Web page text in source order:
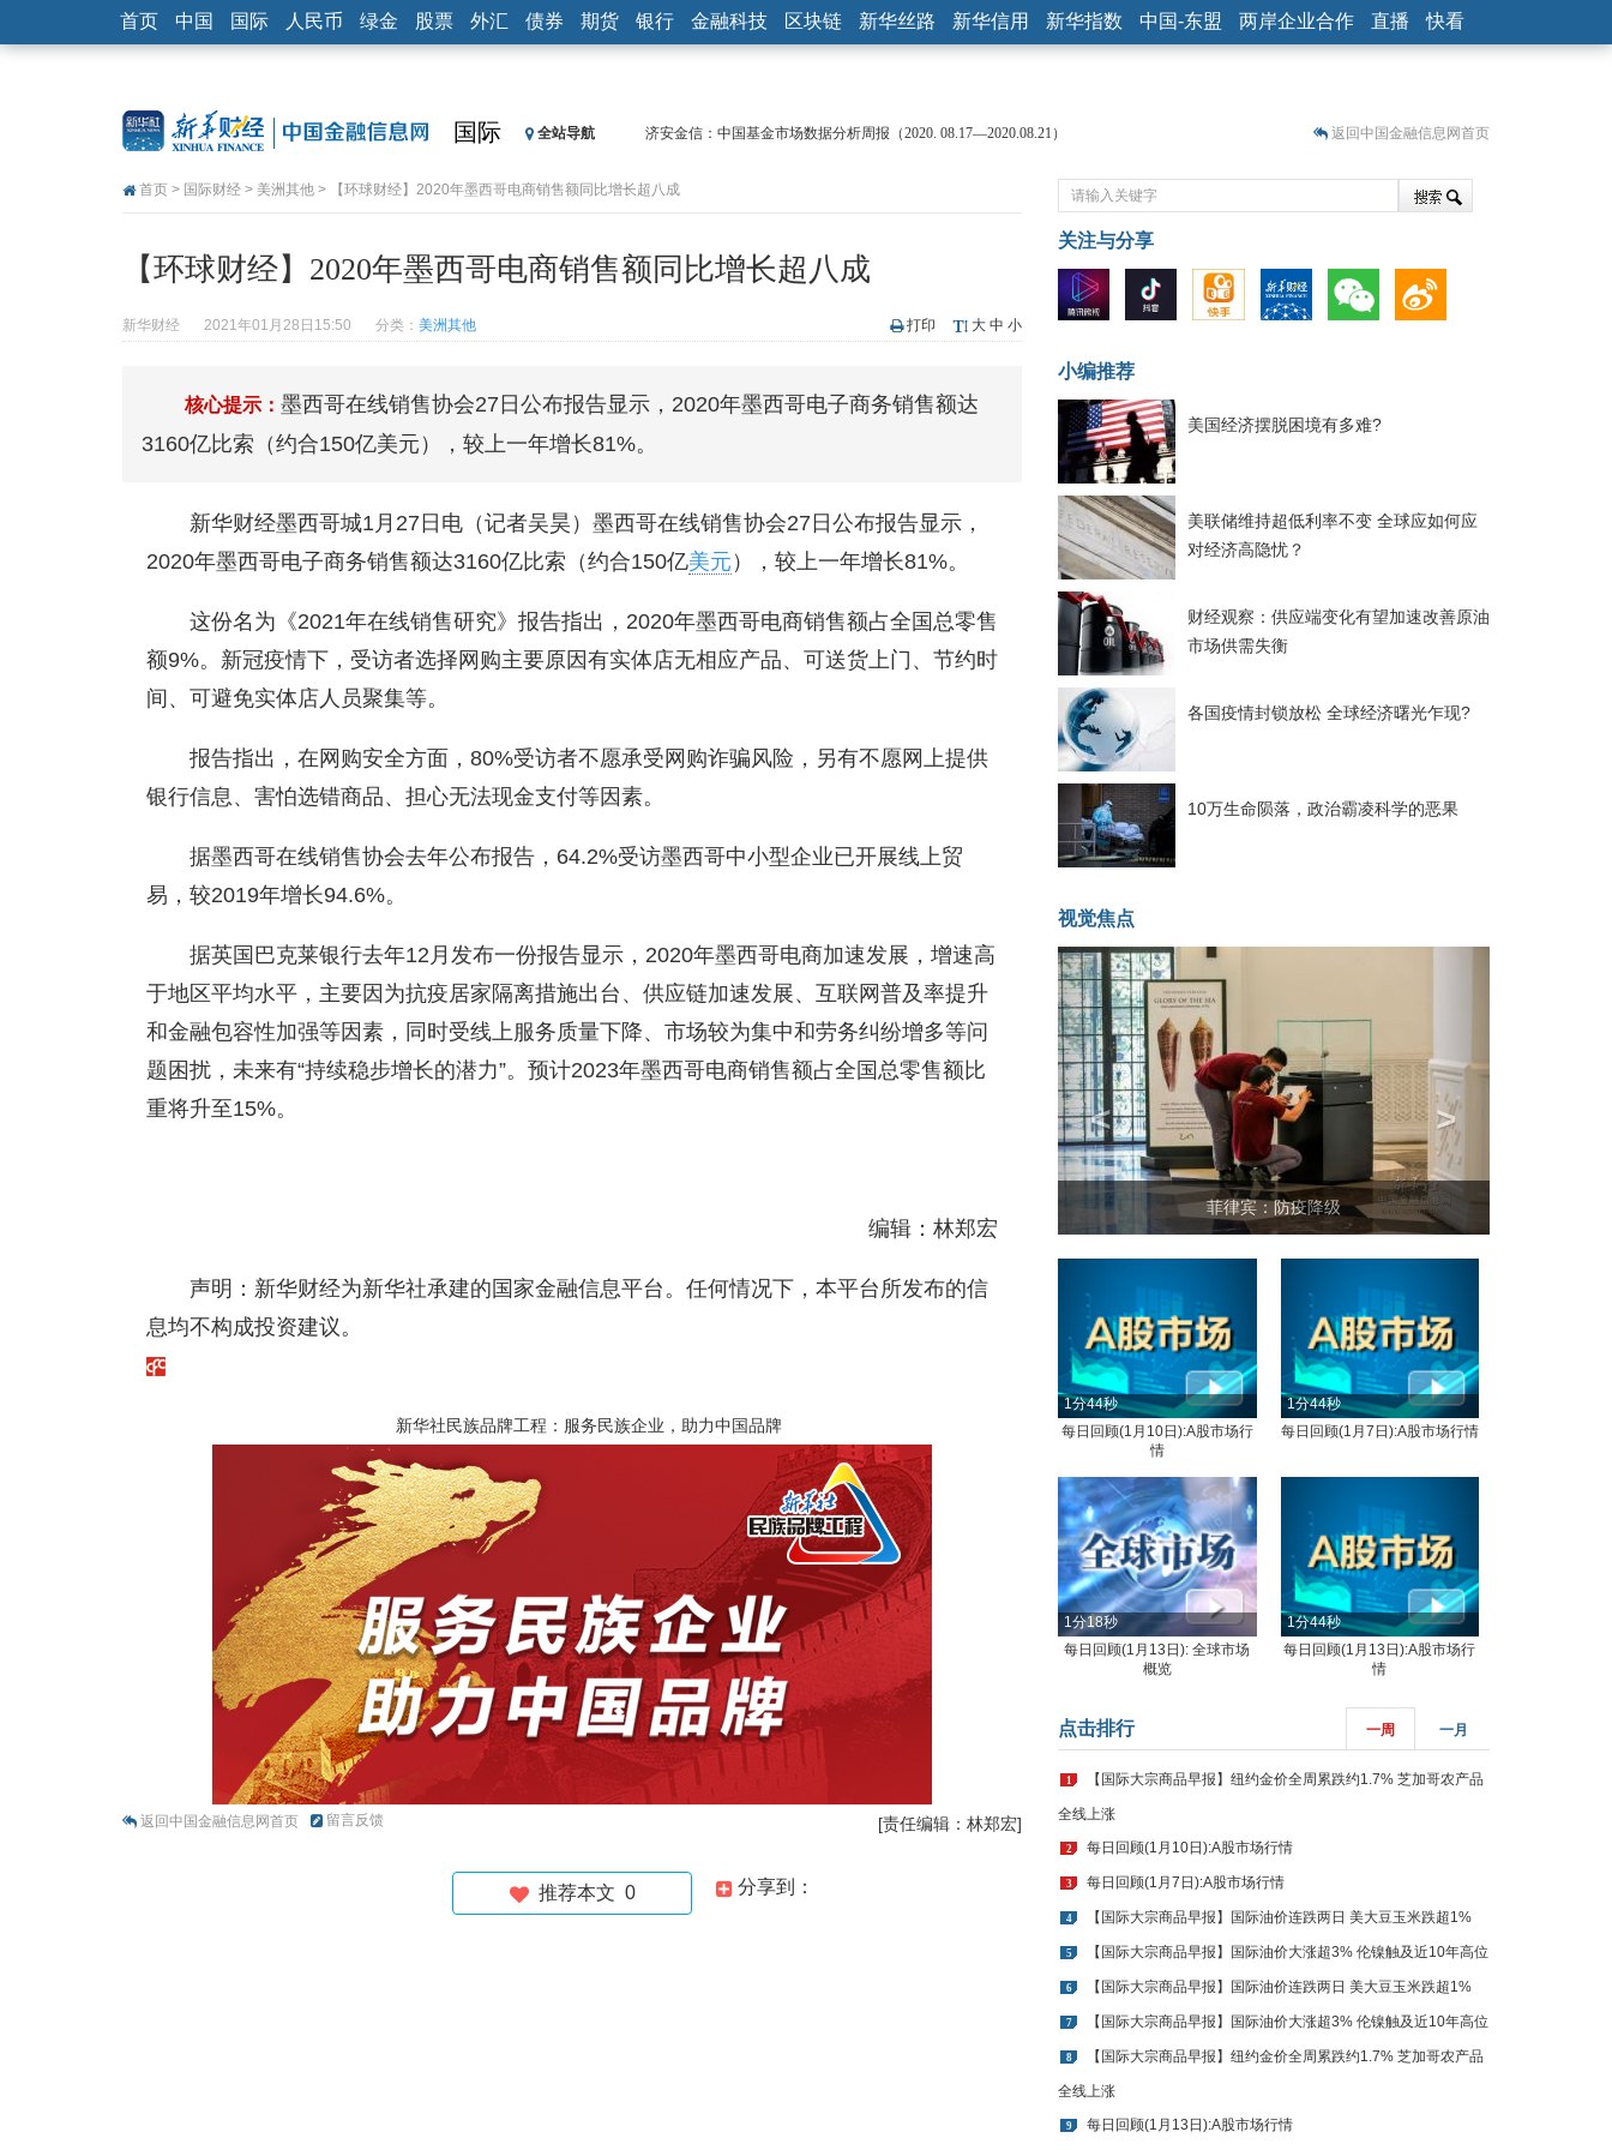
首页 中国 国际 人民币 绿金 股票 外汇 债券 期货 银行 金融科技 区块链 新华丝路 新华信用 新华指数 中国-东盟 两岸企业合作 直播 快看
国际 全站导航
济安金信：中国基金市场数据分析周报（2020. 08.17—2020.08.21）
记者手记：疫情下的香港零售业如何浴火重生？
济安金信：中国基金市场数据分析周报（2020. 07.27—2020.07.31）
【新华财经调查】同业存单、结构性存款玩起“跷跷板” 结构性失衡藏
央行公开市场净投放300亿元 短端资金利率明显下行
恒生聚源：北斗收官之星发射成功，全产业链解析
返回中国金融信息网首页
首页 > 国际财经 > 美洲其他 > 【环球财经】2020年墨西哥电商销售额同比增长超八成
【环球财经】2020年墨西哥电商销售额同比增长超八成
新华财经 2021年01月28日15:50 分类： 美洲其他 打印 大 中 小
核心提示： 墨西哥在线销售协会27日公布报告显示，2020年墨西哥电子商务销售额达
3160亿比索（约合150亿美元），较上一年增长81%。
新华财经墨西哥城1月27日电（记者吴昊）墨西哥在线销售协会27日公布报告显示，
2020年墨西哥电子商务销售额达3160亿比索（约合150亿美元 ），较上一年增长81%。
这份名为《2021年在线销售研究》报告指出，2020年墨西哥电商销售额占全国总零售
额9%。新冠疫情下，受访者选择网购主要原因有实体店无相应产品、可送货上门、节约时
间、可避免实体店人员聚集等。
报告指出，在网购安全方面，80%受访者不愿承受网购诈骗风险，另有不愿网上提供
银行信息、害怕选错商品、担心无法现金支付等因素。
据墨西哥在线销售协会去年公布报告，64.2%受访墨西哥中小型企业已开展线上贸
易，较2019年增长94.6%。
据英国巴克莱银行去年12月发布一份报告显示，2020年墨西哥电商加速发展，增速高
于地区平均水平，主要因为抗疫居家隔离措施出台、供应链加速发展、互联网普及率提升
和金融包容性加强等因素，同时受线上服务质量下降、市场较为集中和劳务纠纷增多等问
题困扰，未来有“持续稳步增长的潜力”。预计2023年墨西哥电商销售额占全国总零售额比
重将升至15%。
编辑：林郑宏
声明：新华财经为新华社承建的国家金融信息平台。任何情况下，本平台所发布的信
息均不构成投资建议。
新华社民族品牌工程：服务民族企业，助力中国品牌
返回中国金融信息网首页 留言反馈 [责任编辑：林郑宏]
分享到：
推荐本文 0
关注与分享
小编推荐
美国经济摆脱困境有多难?
美联储维持超低利率不变 全球应如何应
对经济高隐忧？
财经观察：供应端变化有望加速改善原油
市场供需失衡
各国疫情封锁放松 全球经济曙光乍现?
10万生命陨落，政治霸凌科学的恶果
视觉焦点
菲律宾：防疫降级
< >
1分44秒
每日回顾(1月10日):A股市场行
情
1分44秒
每日回顾(1月7日):A股市场行情
1分18秒
每日回顾(1月13日): 全球市场
概览
1分44秒
每日回顾(1月13日):A股市场行
情
点击排行 一周 一月
1 【国际大宗商品早报】纽约金价全周累跌约1.7% 芝加哥农产品
全线上涨
2 每日回顾(1月10日):A股市场行情
3 每日回顾(1月7日):A股市场行情
4 【国际大宗商品早报】国际油价连跌两日 美大豆玉米跌超1%
5 【国际大宗商品早报】国际油价大涨超3% 伦镍触及近10年高位
6 【国际大宗商品早报】国际油价连跌两日 美大豆玉米跌超1%
7 【国际大宗商品早报】国际油价大涨超3% 伦镍触及近10年高位
8 【国际大宗商品早报】纽约金价全周累跌约1.7% 芝加哥农产品
全线上涨
9 每日回顾(1月13日):A股市场行情